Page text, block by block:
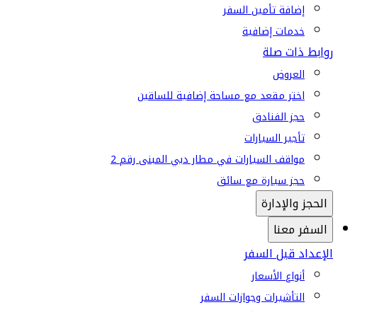
إضافة تأمين السفر
خدمات إضافية
روابط ذات صلة
العروض
اختر مقعد مع مساحة إضافية للساقين
حجز الفنادق
تأجير السيارات
مواقف السيارات في مطار دبي المبنى رقم 2
حجز سيارة مع سائق
الحجز والإدارة
السفر معنا
الإعداد قبل السفر
أنواع الأسعار
التأشيرات وجوازات السفر